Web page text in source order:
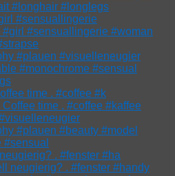
#sensuallingerie
time . #coffee #k
. #fenster #ha